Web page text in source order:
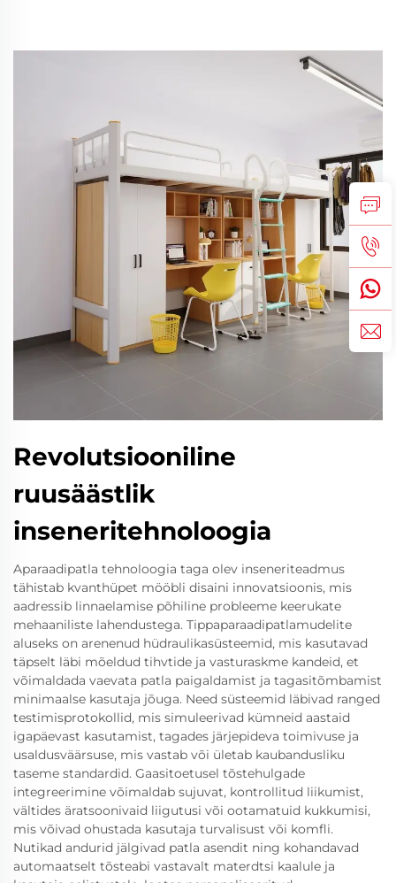
Revolutsiooniline
ruusäästlik
inseneritehnoloogia
Aparaadipatla tehnoloogia taga olev inseneriteadmus
tähistab kvanthüpet mööbli disaini innovatsioonis, mis
aadressib linnaelamise põhiline probleeme keerukate
mehaaniliste lahendustega. Tippaparaadipatlamudelite
aluseks on arenenud hüdraulikasüsteemid, mis kasutavad
täpselt läbi mõeldud tihvtide ja vasturaskme kandeid, et
võimaldada vaevata patla paigaldamist ja tagasitõmbamist
minimaalse kasutaja jõuga. Need süsteemid läbivad ranged
testimisprotokollid, mis simuleerivad kümneid aastaid
igapäevast kasutamist, tagades järjepideva toimivuse ja
usaldusväärsuse, mis vastab või ületab kaubandusliku
taseme standardid. Gaasitoetusel tõstehulgade
integreerimine võimaldab sujuvat, kontrollitud liikumist,
vältides äratsoonivaid liigutusi või ootamatuid kukkumisi,
mis võivad ohustada kasutaja turvalisust või komfli.
Nutikad andurid jälgivad patla asendit ning kohandavad
automaatselt tõsteabi vastavalt materdtsi kaalule ja